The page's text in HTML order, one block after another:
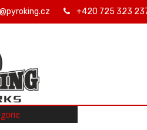
+420 725 323